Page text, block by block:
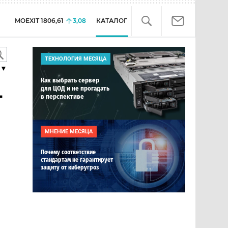
MOEXIT 1806,61 3,08 КАТАЛОГ
ТЕХНОЛОГИЯ МЕСЯЦА
Как выбрать сервер
для ЦОД и не прогадать
в перспективе
МНЕНИЕ МЕСЯЦА
Почему соответствие
стандартам не гарантирует
защиту от киберугроз